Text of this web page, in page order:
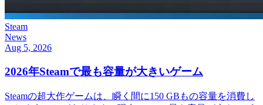
Steam
News
Aug 5, 2026
2026年Steamで最も容量が大きいゲーム
Steamの超大作ゲームは、瞬く間に150 GBもの容量を消費し